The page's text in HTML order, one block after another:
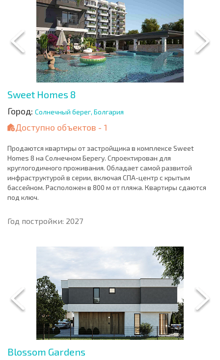
Sweet Homes 8
Город: Солнечный берег, Болгария
Доступно объектов - 1
Продаются квартиры от застройщика в комплексе Sweet
Homes 8 на Солнечном Берегу. Спроектирован для
круглогодичного проживания. Обладает самой развитой
инфраструктурой в серии, включая СПА-центр с крытым
бассейном. Расположен в 800 м от пляжа. Квартиры сдаются
под ключ.
Год постройки: 2027
Blossom Gardens